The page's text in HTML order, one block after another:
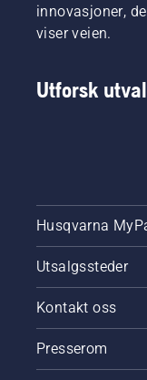
innovasjoner,
viser veien.
Utforsk
Husqvarna
Utsalgssteder
Kontakt oss
Presserom